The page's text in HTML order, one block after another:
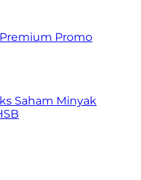
Promo
Saham Minyak